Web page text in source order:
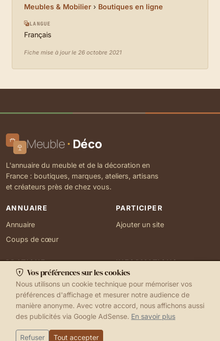
Meubles & Mobilier › Boutiques en ligne
LANGUE
Français
Fiche mise à jour le 26 octobre 2021
Meuble Déco
L'annuaire du meuble et de la décoration en
France : boutiques, marques, ateliers, artisans
et créateurs près de chez vous.
ANNUAIRE
Annuaire
Coups de cœur
PARTICIPER
Ajouter un site
PRATIQUE
Ma localisation
Gérer mes cookies
INFORMATIONS
Contact
1999-2026 © Meuble Déco Mentions légales
Vos préférences sur les cookies
Nous utilisons un cookie technique pour mémoriser vos
préférences d'affichage et mesurer notre audience de
manière anonyme. Avec votre accord, nous affichons aussi
des publicités via Google AdSense. En savoir plus
Refuser Tout accepter